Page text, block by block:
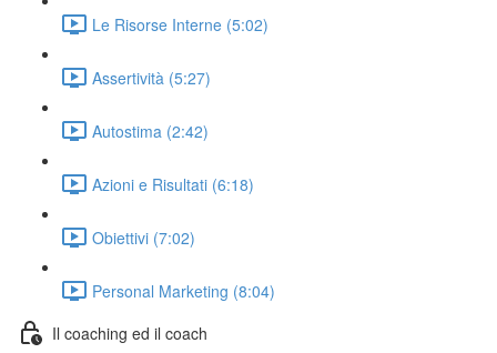
Le Risorse Interne (5:02)
Assertività (5:27)
Autostima (2:42)
Azioni e Risultati (6:18)
Obiettivi (7:02)
Personal Marketing (8:04)
Il coaching ed il coach